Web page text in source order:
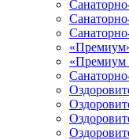
«Премиум